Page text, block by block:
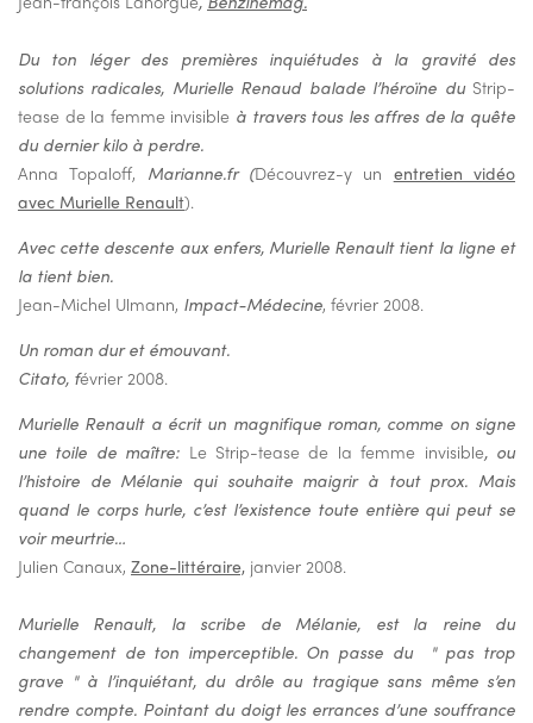
Du ton léger des premières inquiétudes à la gravité des
solutions radicales, Murielle Renaud balade l’héroïne du Strip-
tease de la femme invisible à travers tous les affres de la quête
du dernier kilo à perdre.
Anna Topaloff, Marianne.fr (Découvrez-y un entretien vidéo
avec Murielle Renault).
Avec cette descente aux enfers, Murielle Renault tient la ligne et
la tient bien.
Jean-Michel Ulmann, Impact-Médecine, février 2008.
Un roman dur et émouvant.
Citato, février 2008.
Murielle Renault a écrit un magnifique roman, comme on signe
une toile de maître: Le Strip-tease de la femme invisible, ou
l’histoire de Mélanie qui souhaite maigrir à tout prox. Mais
quand le corps hurle, c’est l’existence toute entière qui peut se
voir meurtrie…
Julien Canaux, Zone-littéraire, janvier 2008.
Murielle Renault, la scribe de Mélanie, est la reine du
changement de ton imperceptible. On passe du " pas trop
grave " à l’inquiétant, du drôle au tragique sans même s’en
rendre compte. Pointant du doigt les errances d’une souffrance